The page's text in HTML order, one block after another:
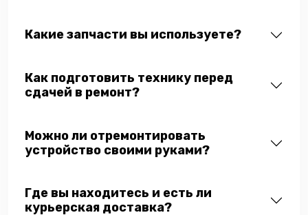
Какие запчасти вы используете?
Как подготовить технику перед
сдачей в ремонт?
Можно ли отремонтировать
устройство своими руками?
Где вы находитесь и есть ли
курьерская доставка?